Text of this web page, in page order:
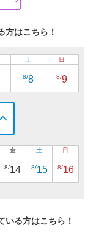
方はこちら！
土
8/8
日
8/9
金
8/14
土
8/15
日
8/16
る方はこちら！